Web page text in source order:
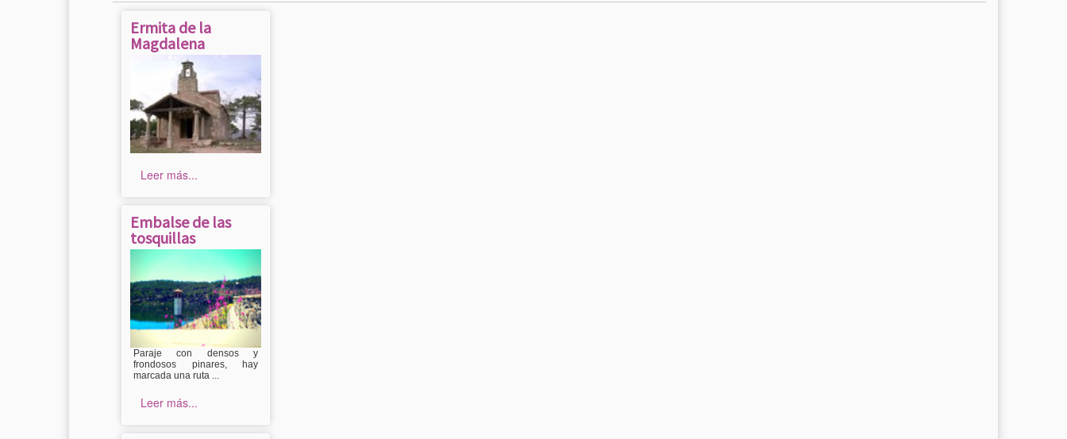
Ermita de la
Magdalena
Leer más...
Embalse de las
tosquillas
Paraje con densos y
frondosos pinares, hay
marcada una ruta ...
Leer más...